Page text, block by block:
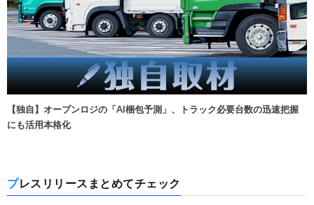
【独自】オープンロジの「AI梱包予測」、トラック必要台数の迅速把握
にも活用本格化
プレスリリースまとめてチェック